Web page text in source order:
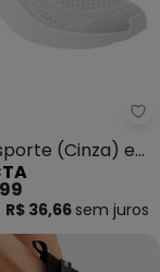
(Cinza) em
(Cinza) em
R$ 36,66 sem juros